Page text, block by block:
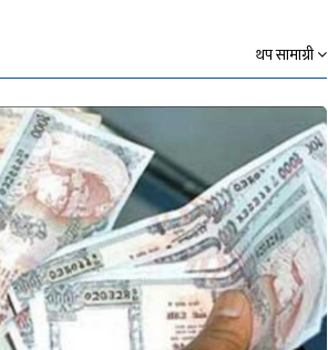
थप सामाग्री